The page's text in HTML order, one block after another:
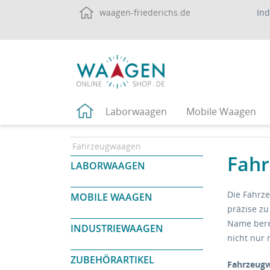
waagen-friederichs.de
Laborwaagen Mobile Waagen
Fahrzeugwaagen
LABORWAAGEN
MOBILE WAAGEN
INDUSTRIEWAAGEN
ZUBEHÖRARTIKEL
Die
präzise
Name
nicht nur